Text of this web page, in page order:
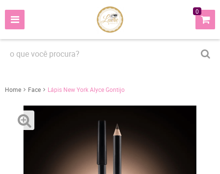
0
Home Face Lápis New York Alyce Gontijo